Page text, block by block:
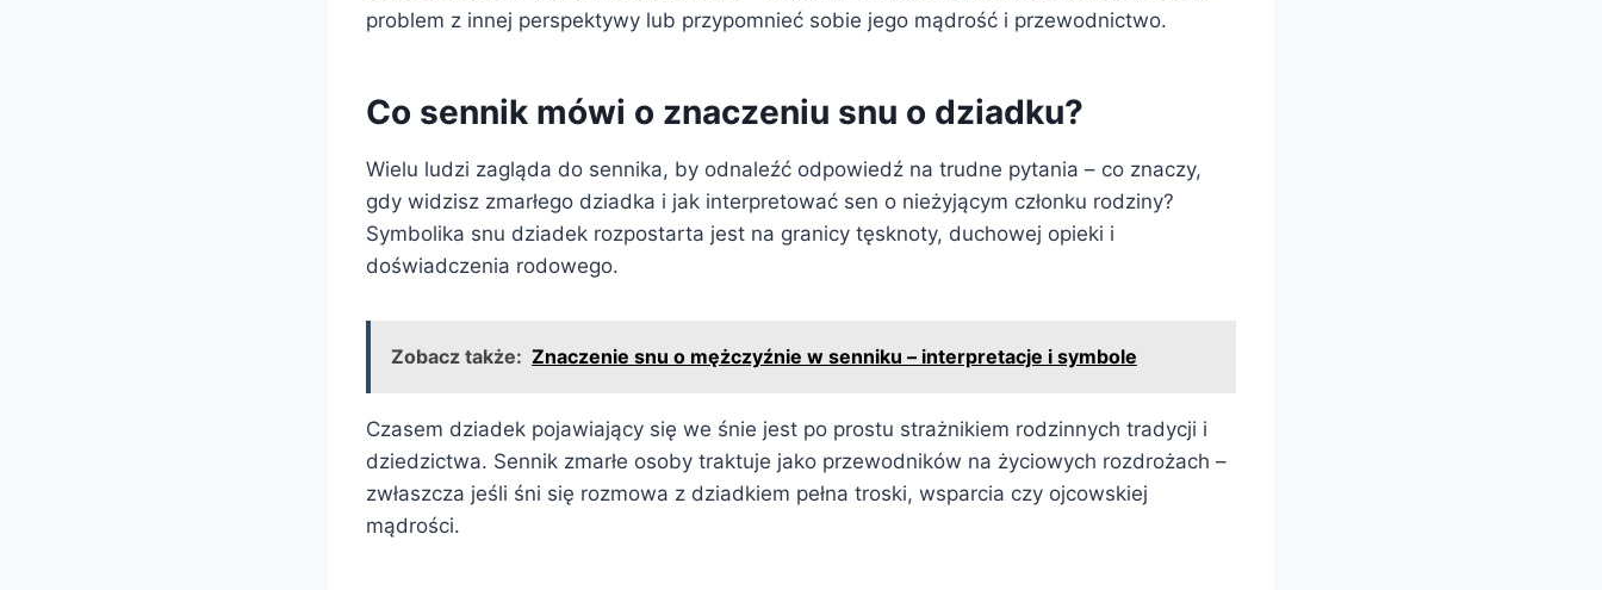
problem z innej perspektywy lub przypomnieć sobie jego mądrość i przewodnictwo.
Co sennik mówi o znaczeniu snu o dziadku?
Wielu ludzi zagląda do sennika, by odnaleźć odpowiedź na trudne pytania – co znaczy,
gdy widzisz zmarłego dziadka i jak interpretować sen o nieżyjącym członku rodziny?
Symbolika snu dziadek rozpostarta jest na granicy tęsknoty, duchowej opieki i
doświadczenia rodowego.
Zobacz także: Znaczenie snu o mężczyźnie w senniku – interpretacje i symbole
Czasem dziadek pojawiający się we śnie jest po prostu strażnikiem rodzinnych tradycji i
dziedzictwa. Sennik zmarłe osoby traktuje jako przewodników na życiowych rozdrożach –
zwłaszcza jeśli śni się rozmowa z dziadkiem pełna troski, wsparcia czy ojcowskiej
mądrości.